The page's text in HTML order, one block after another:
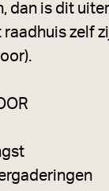
dan is dit
raadhuis zelf